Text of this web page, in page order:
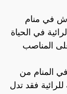
في منام
في الحياة
المناصب
المنام من
للرائية فقد تدل